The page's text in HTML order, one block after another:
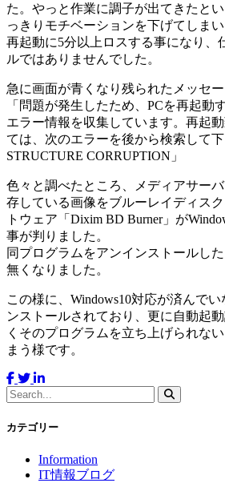
た。やっと作業に調子が出てきたと
っきりモチベーションを下げてしま
再起動に5分以上ロスする事になり、
ルではありませんでした。
急に画面が青くなり残られたメッセー
「問題が発生したため、PCを再起動
エラー情報を収集しています。再起
ては、次のエラーを後から検索して
STRUCTURE CORRUPTION」
色々と調べたところ、メディアサーバ
存している画像をブルーレイディス
トウェア「Dixim BD Burner」が
事が判りました。
同プログラムをアンインストールし
無くなりました。
この様に、Windows10対応が済んで
ンストールされており、更に自動起
くそのプログラムを立ち上げられな
まう様です。
カテゴリー
Information
IT情報ブログ